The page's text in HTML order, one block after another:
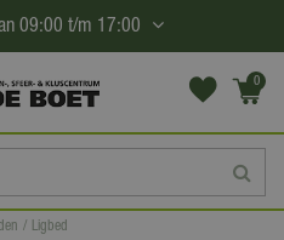
Ligbed
09:00 t/m 17:00
0
(€0,